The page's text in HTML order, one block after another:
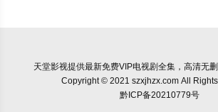
天堂影视提供最新免费VIP电视剧全集，高清无
Copyright © 2021 szxjhzx.com All
黔ICP备20210779号